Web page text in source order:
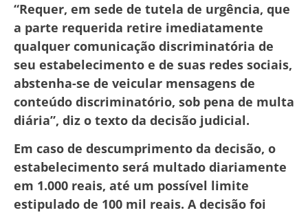
“Requer, em sede de tutela de urgência, que
a parte requerida retire imediatamente
qualquer comunicação discriminatória de
seu estabelecimento e de suas redes sociais,
abstenha-se de veicular mensagens de
conteúdo discriminatório, sob pena de multa
diária”, diz o texto da decisão judicial.
Em caso de descumprimento da decisão, o
estabelecimento será multado diariamente
em 1.000 reais, até um possível limite
estipulado de 100 mil reais. A decisão foi